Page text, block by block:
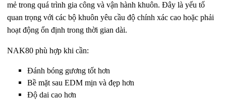
mẻ trong quá trình gia công và vận hành khuôn. Đây là yếu tố
quan trọng với các bộ khuôn yêu cầu độ chính xác cao hoặc phải
hoạt động ổn định trong thời gian dài.
NAK80 phù hợp khi cần:
Đánh bóng gương tốt hơn
Bề mặt sau EDM mịn và đẹp hơn
Độ dai cao hơn